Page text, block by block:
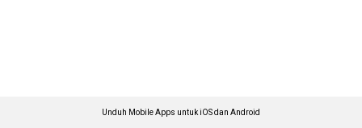
Unduh Mobile Apps untuk iOS dan Android